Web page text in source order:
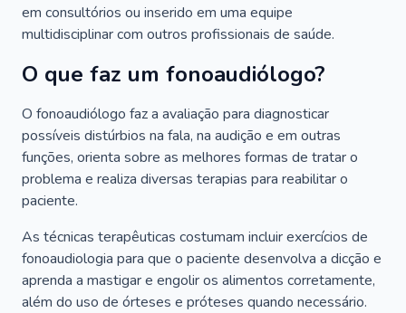
em consultórios ou inserido em uma equipe
multidisciplinar com outros profissionais de saúde.
O que faz um fonoaudiólogo?
O fonoaudiólogo faz a avaliação para diagnosticar
possíveis distúrbios na fala, na audição e em outras
funções, orienta sobre as melhores formas de tratar o
problema e realiza diversas terapias para reabilitar o
paciente.
As técnicas terapêuticas costumam incluir exercícios de
fonoaudiologia para que o paciente desenvolva a dicção e
aprenda a mastigar e engolir os alimentos corretamente,
além do uso de órteses e próteses quando necessário.